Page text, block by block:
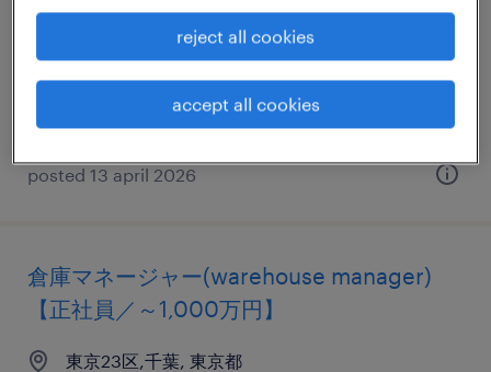
東京都昭島市, 東京都
¥220,000 per month
posted 13 april 2026
倉庫マネージャー(warehouse manager)
【正社員／～1,000万円】
東京23区,千葉, 東京都
reject all cookies
accept all cookies